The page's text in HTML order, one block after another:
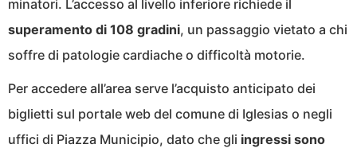
minatori. L’accesso al livello inferiore richiede il
superamento di 108 gradini, un passaggio vietato a chi
soffre di patologie cardiache o difficoltà motorie.
Per accedere all’area serve l’acquisto anticipato dei
biglietti sul portale web del comune di Iglesias o negli
uffici di Piazza Municipio, dato che gli ingressi sono